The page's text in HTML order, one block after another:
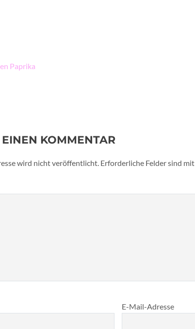
Paprika
KOMMENTAR
wird nicht veröffentlicht. Erforderliche Felder sind mit
E-Mail-Adresse